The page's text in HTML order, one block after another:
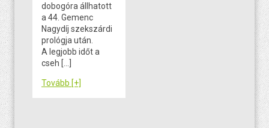
dobogóra állhatott
a 44. Gemenc
Nagydíj szekszárdi
prológja után.
A legjobb időt a
cseh […]
Tovább [+]